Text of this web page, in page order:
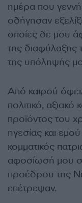
ημέρα που
οδήγησαν
οποίες δε μου
της διαφύλαξης
της υπόληψής
Από καιρού
πολιτικό,
προϊόντος του
ηγεσίας και
κομματικός
αφοσίωσή μου
προέδρου της
επέτρεψαν.